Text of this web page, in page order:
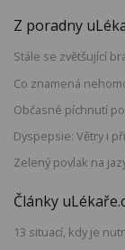
Z poradny
Stále se zvětšující
Co znamená
Občasné píchnutí
Dyspepsie: Větry i
Zelený povlak na
Články
13 situací, kdy je